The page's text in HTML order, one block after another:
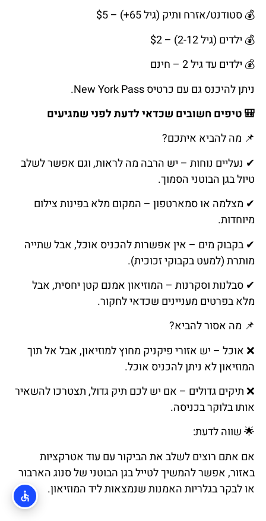
💰סטודנט/אזרח ותיק (גיל65+)
–
💰 ילדים (גיל2-12)
–
💰 ילדים עדגיל2
– חינם
ניתן להיכנס גם עם כרטיס New York Pass.
🎒טיפיםחשובים שכדאילדעתלפנישמגיעים
📌 מהלהביא איתכם?
✔ נעליים נוחות – יש הרבה מהלראות,וגם אפשרלשלב
טיולבגןהבוטניהסמוך.
✔ מצלמה אוסמארטפון – המקום מלאבפינותצילום
מיוחדות.
✔ בקבוק מים – איןאפשרותלהכניס אוכל,אבלשתייה
מותרת(למעטבקבוקיזכוכית).
✔ סבלנותוסקרנות – המוזיאוןאמנם קטןיחסית,אבל
מלאבפרטים מעניינים שכדאילחקור.
📌 מה אסורלהביא?
❌אוכל – יש אזוריפיקניק מחוץלמוזיאון,אבלאל תוך
המוזיאוןלא ניתןלהכניס אוכל.
❌תיקיםגדולים – אם ישלכם תיקגדול,תצטרכולהשאיר
אותובלוקרבכניסה.
🌟שווהלדעת:
אם אתם רוצים לשלב את הביקור עם עוד אטרקציות
באזור, אפשר להמשיך לטייל בגן הבוטני של סנוג הארבור
או לבקר בגלריות האמנות שנמצאות ליד המוזיאון.